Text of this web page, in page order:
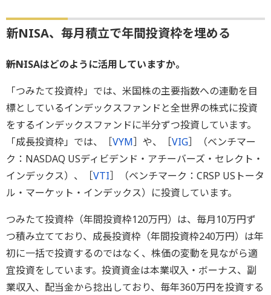
新NISA、毎月積立で年間投資枠を埋める
――新NISAはどのように活用していますか。
「つみたて投資枠」では、米国株の主要指数への連動を目
標としているインデックスファンドと全世界の株式に投資
をするインデックスファンドに半分ずつ投資しています。
「成長投資枠」では、［VYM］や、［VIG］（ベンチマー
ク：NASDAQ USディビデンド・アチーバーズ・セレクト・
インデックス）、［VTI］（ベンチマーク：CRSP USトータ
ル・マーケット・インデックス）に投資しています。
つみたて投資枠（年間投資枠120万円）は、毎月10万円ず
つ積み立てており、成長投資枠（年間投資枠240万円）は年
初に一括で投資するのではなく、株価の変動を見ながら適
宜投資をしています。投資資金は本業収入・ボーナス、副
業収入、配当金から捻出しており、毎年360万円を投資する